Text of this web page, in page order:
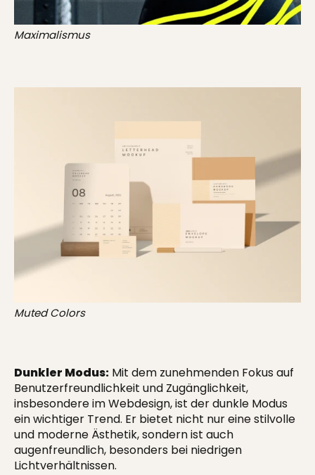
Maximalismus
Muted Colors
Dunkler Modus: Mit dem zunehmenden Fokus auf
Benutzerfreundlichkeit und Zugänglichkeit,
insbesondere imWebdesign, ist der dunkle Modus
ein wichtiger Trend. Er bietet nicht nur eine stilvolle
und moderne Ästhetik, sondern ist auch
augenfreundlich, besonders bei niedrigen
Lichtverhältnissen.